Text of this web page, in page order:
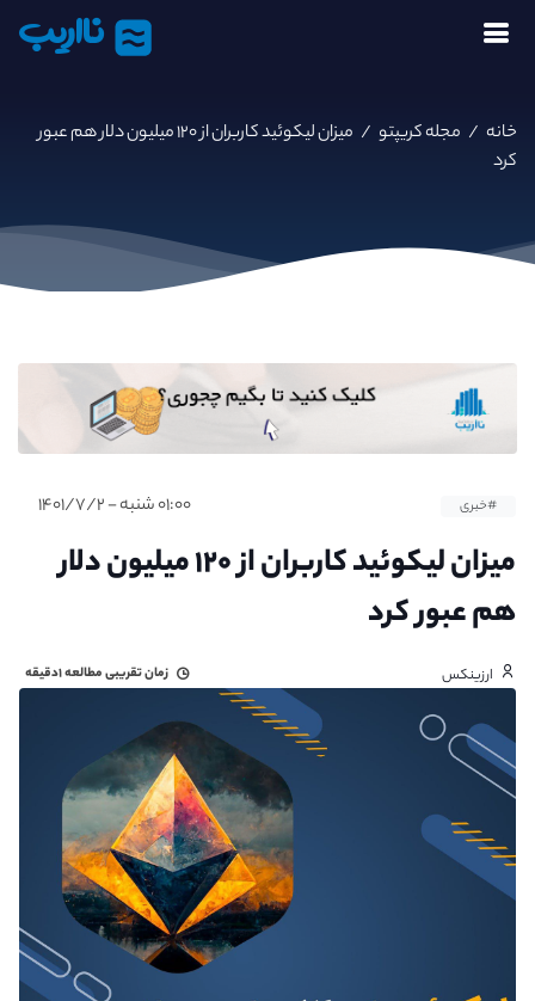
نااریب
خانه / مجله کریپتو /
میزان لیکوئید کاربران از ۱۲۰ میلیون دلار هم عبور
کرد
#خبری ۰۱:۰۰ شنبه - ۱۴۰۱/۷/۲
میزان لیکوئید کاربران از ۱۲۰ میلیون دلار
هم عبور کرد
ارزینکس زمان تقریبی مطالعه۱دقیقه